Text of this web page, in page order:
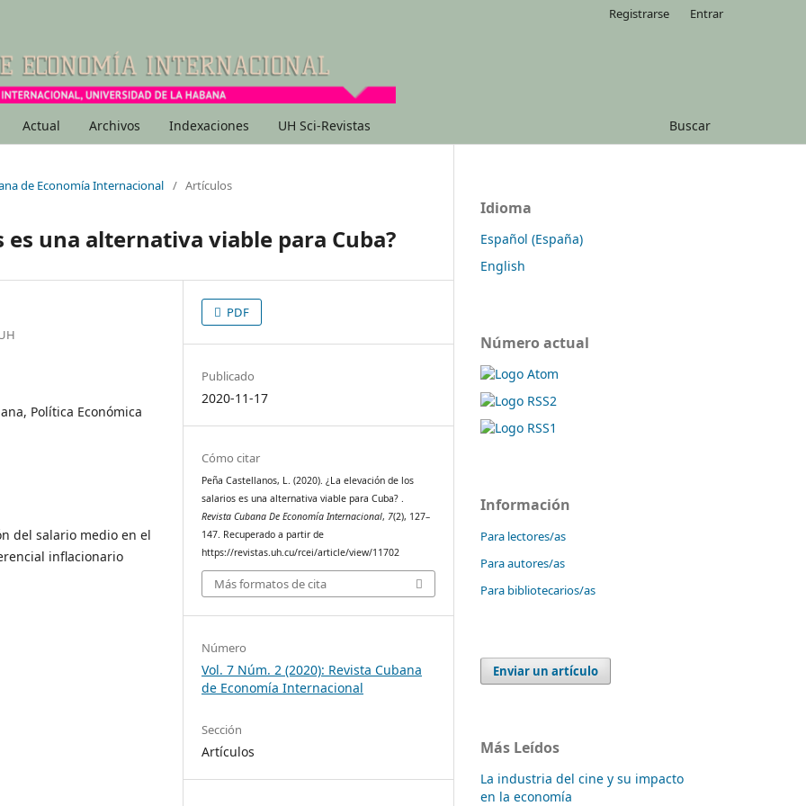
Actual Archivos Indexaciones UH Sci-Revistas Buscar
Registrarse Entrar
de Economía Internacional / Artículos
es una alternativa viable para Cuba?
Política Económica
del salario medio en el
inflacionario
PDF
Publicado
2020-11-17
Cómo citar
Peña Castellanos, L. (2020). ¿La elevación de los
salarios es una alternativa viable para Cuba? .
Revista Cubana De Economía Internacional, 7(2), 127–
147. Recuperado a partir de
https://revistas.uh.cu/rcei/article/view/11702
Más formatos de cita
Número
Vol. 7 Núm. 2 (2020): Revista Cubana
de Economía Internacional
Sección
Artículos
Idioma
Español (España)
English
Número actual
Información
Para lectores/as
Para autores/as
Para bibliotecarios/as
Enviar un artículo
Más Leídos
La industria del cine y su impacto
en la economía